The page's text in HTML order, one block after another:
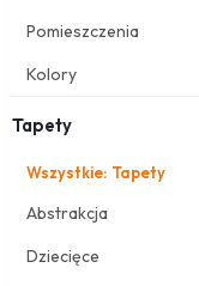
Pomieszczenia
Kolory
Tapety
Wszystkie: Tapety
Abstrakcja
Dziecięce